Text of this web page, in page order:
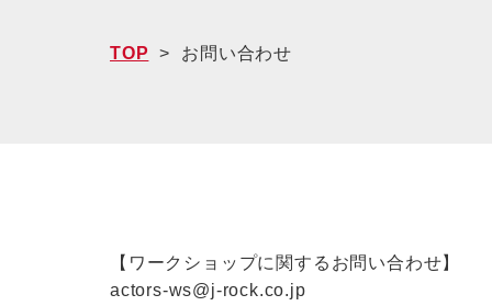
TOP お問い合わせ
【ワークショップに関するお問い合わせ】
actors-ws@j-rock.co.jp